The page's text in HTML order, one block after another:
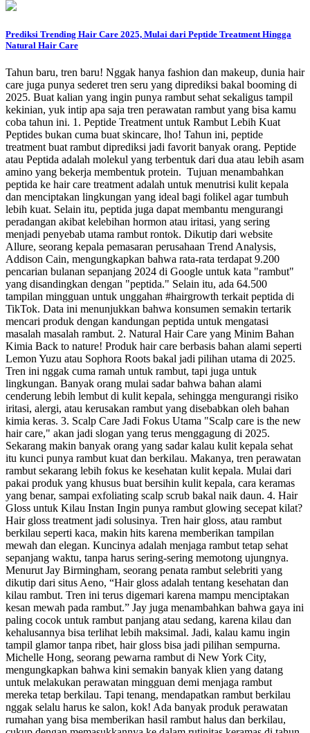
Prediksi Trending Hair Care 2025, Mulai dari Peptide Treatment Hingga
Natural Hair Care
Tahun baru, tren baru! Nggak hanya fashion dan makeup, dunia hair
care juga punya sederet tren seru yang diprediksi bakal booming di
2025. Buat kalian yang ingin punya rambut sehat sekaligus tampil
kekinian, yuk intip apa saja tren perawatan rambut yang bisa kamu
coba tahun ini. 1. Peptide Treatment untuk Rambut Lebih Kuat
Peptides bukan cuma buat skincare, lho! Tahun ini, peptide
treatment buat rambut diprediksi jadi favorit banyak orang. Peptide
atau Peptida adalah molekul yang terbentuk dari dua atau lebih asam
amino yang bekerja membentuk protein. Tujuan menambahkan
peptida ke hair care treatment adalah untuk menutrisi kulit kepala
dan menciptakan lingkungan yang ideal bagi folikel agar tumbuh
lebih kuat. Selain itu, peptida juga dapat membantu mengurangi
peradangan akibat kelebihan hormon atau iritasi, yang sering
menjadi penyebab utama rambut rontok. Dikutip dari website
Allure, seorang kepala pemasaran perusahaan Trend Analysis,
Addison Cain, mengungkapkan bahwa rata-rata terdapat 9.200
pencarian bulanan sepanjang 2024 di Google untuk kata "rambut"
yang disandingkan dengan "peptida." Selain itu, ada 64.500
tampilan mingguan untuk unggahan #hairgrowth terkait peptida di
TikTok. Data ini menunjukkan bahwa konsumen semakin tertarik
mencari produk dengan kandungan peptida untuk mengatasi
masalah masalah rambut. 2. Natural Hair Care yang Minim Bahan
Kimia Back to nature! Produk hair care berbasis bahan alami seperti
Lemon Yuzu atau Sophora Roots bakal jadi pilihan utama di 2025.
Tren ini nggak cuma ramah untuk rambut, tapi juga untuk
lingkungan. Banyak orang mulai sadar bahwa bahan alami
cenderung lebih lembut di kulit kepala, sehingga mengurangi risiko
iritasi, alergi, atau kerusakan rambut yang disebabkan oleh bahan
kimia keras. 3. Scalp Care Jadi Fokus Utama "Scalp care is the new
hair care," akan jadi slogan yang terus menggagung di 2025.
Sekarang makin banyak orang yang sadar kalau kulit kepala sehat
itu kunci punya rambut kuat dan berkilau. Makanya, tren perawatan
rambut sekarang lebih fokus ke kesehatan kulit kepala. Mulai dari
pakai produk yang khusus buat bersihin kulit kepala, cara keramas
yang benar, sampai exfoliating scalp scrub bakal naik daun. 4. Hair
Gloss untuk Kilau Instan Ingin punya rambut glowing secepat kilat?
Hair gloss treatment jadi solusinya. Tren hair gloss, atau rambut
berkilau seperti kaca, makin hits karena memberikan tampilan
mewah dan elegan. Kuncinya adalah menjaga rambut tetap sehat
sepanjang waktu, tanpa harus sering-sering memotong ujungnya.
Menurut Jay Birmingham, seorang penata rambut selebriti yang
dikutip dari situs Aeno, “Hair gloss adalah tentang kesehatan dan
kilau rambut. Tren ini terus digemari karena mampu menciptakan
kesan mewah pada rambut.” Jay juga menambahkan bahwa gaya ini
paling cocok untuk rambut panjang atau sedang, karena kilau dan
kehalusannya bisa terlihat lebih maksimal. Jadi, kalau kamu ingin
tampil glamor tanpa ribet, hair gloss bisa jadi pilihan sempurna.
Michelle Hong, seorang pewarna rambut di New York City,
mengungkapkan bahwa kini semakin banyak klien yang datang
untuk melakukan perawatan mingguan demi menjaga rambut
mereka tetap berkilau. Tapi tenang, mendapatkan rambut berkilau
nggak selalu harus ke salon, kok! Ada banyak produk perawatan
rumahan yang bisa memberikan hasil rambut halus dan berkilau,